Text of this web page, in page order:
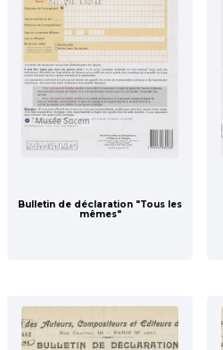
Bulletin de déclaration "Tous les
mêmes"